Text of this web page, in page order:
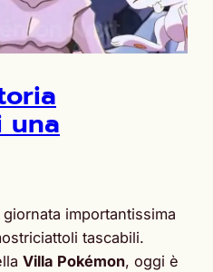
una
importantissima
tascabili.
Villa Pokémon, oggi è